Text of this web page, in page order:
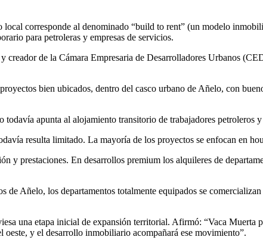
corresponde al denominado “build to rent” (un modelo
para petroleras y empresas de servicios.
creador de la Cámara Empresaria de Desarrolladores Urbanos
bien ubicados, dentro del casco urbano de Añelo, con
apunta al alojamiento transitorio de trabajadores petroleros
resulta limitado. La mayoría de los proyectos se enfocan en
y prestaciones. En desarrollos premium los alquileres de
de Añelo, los departamentos totalmente equipados se
una etapa inicial de expansión territorial. Afirmó: “Vaca Muerta
oeste, y el desarrollo inmobiliario acompañará ese movimiento”.